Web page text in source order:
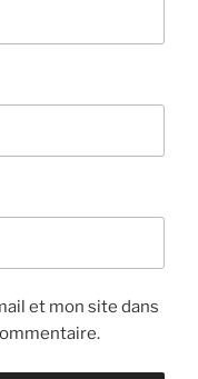
et mon site dans